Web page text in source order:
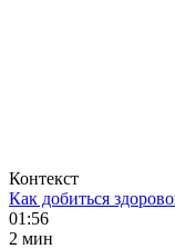
Контекст
Как добиться
01:56
2 мин